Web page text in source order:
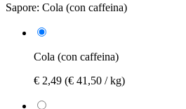
Sapore: Cola (con caffeina)
Cola (con caffeina)
€ 2,49 (€ 41,50 / kg)